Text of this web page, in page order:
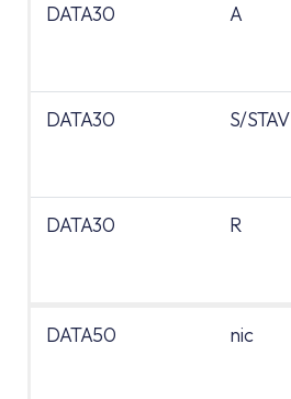
DATA30 A
DATA30 S/STAV
DATA30 R
DATA50 nic